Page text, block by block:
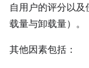
自用户的评分以
载量与卸载量）。
其他因素包括：